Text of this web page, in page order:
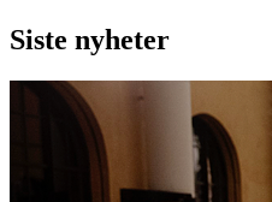
Siste nyheter